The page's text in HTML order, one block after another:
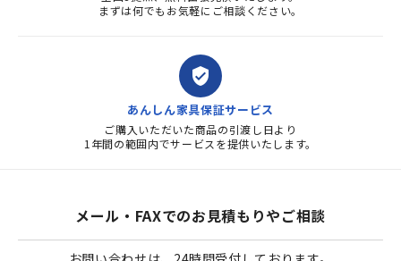
まずは何でもお気軽にご相談ください。
verified_user
あんしん家具保証サービス
ご購入いただいた商品の引渡し日より
1年間の範囲内でサービスを提供いたします。
メール・FAXでのお見積もりやご相談